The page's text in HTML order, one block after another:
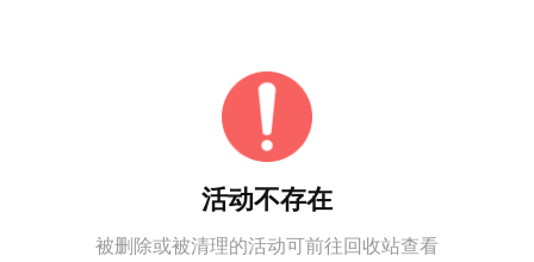
活动不存在
被删除或被清理的活动可前往回收站查看